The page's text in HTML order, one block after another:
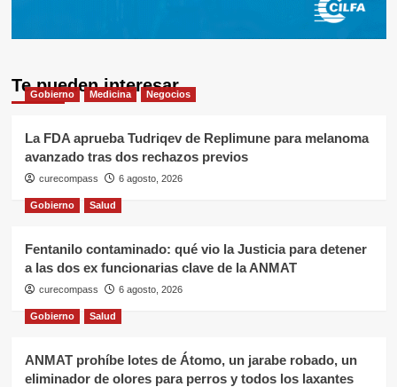
Te pueden interesar
Gobierno Medicina Negocios
La FDA aprueba Tudriqev de Replimune para melanoma
avanzado tras dos rechazos previos
curecompass 6 agosto, 2026
Gobierno Salud
Fentanilo contaminado: qué vio la Justicia para detener
a las dos ex funcionarias clave de la ANMAT
curecompass 6 agosto, 2026
Gobierno Salud
ANMAT prohíbe lotes de Átomo, un jarabe robado, un
eliminador de olores para perros y todos los laxantes